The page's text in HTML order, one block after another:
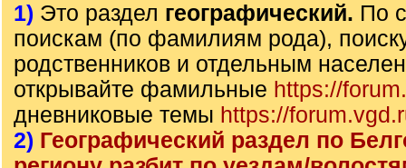
1) Это раздел географический. По
поискам (по фамилиям рода),
родственников и отдельным
открывайте фамильные https://
дневниковые темы https://
2) Географический раздел по